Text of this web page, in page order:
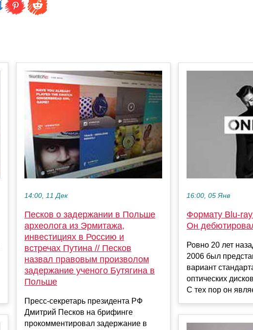
14:00, 11 Дек
Песков о задержании в Польше
археолога из Эрмитажа,
инвестициях в Россию и
встречах Путина // Песков
назвал правовым произволом
задержание ученого Бутягина в
Польше
Пресс-секретарь президента РФ
Дмитрий Песков на брифинге
прокомментировал задержание в
16:00, 05 Янв
Формату Blu-ray
Он
Ровно 20 лет
2006 был
вариант
оптических
С тех пор он